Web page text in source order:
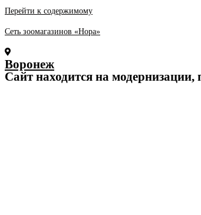
Перейти к содержимому
Сеть зоомагазинов «Нора»
Воронеж
Cайт находится на